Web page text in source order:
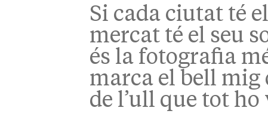
Si cada ciutat té
mercat té el seu
és la fotografia
marca el bell mig
de l’ull que tot ho